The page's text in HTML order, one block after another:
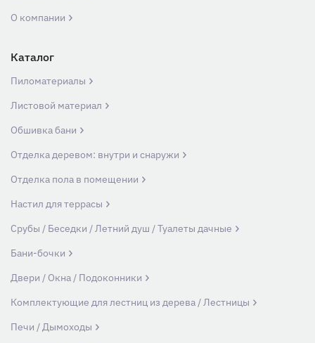
О компании
Каталог
Пиломатериалы
Листовой материал
Обшивка бани
Отделка деревом: внутри и снаружи
Отделка пола в помещении
Настил для террасы
Срубы / Беседки / Летний душ / Туалеты дачные
Бани-бочки
Двери / Окна / Подоконники
Комплектующие для лестниц из дерева / Лестницы
Печи / Дымоходы